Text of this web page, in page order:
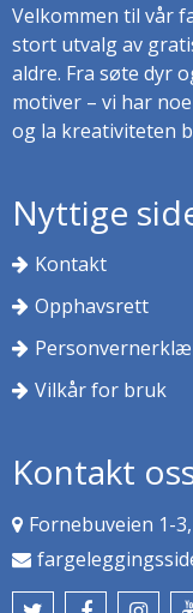
Velkommen til vår
stort utvalg av
aldre. Fra søte dyr
motiver – vi har
og la kreativiteten
Nyttige
Kontakt
Opphavsrett
Vilkår for bruk
Kontakt
Fornebuveien 1-